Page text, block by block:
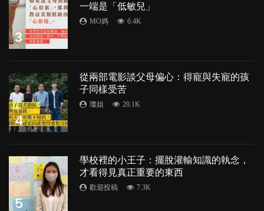
3
一端是「低敏兒」
MO媽 6.4K
4
從兩部電影談父母偏心：得寵與失寵的孩
子同樣受苦
瓊姐 20.1K
5
學校裡的小王子：擺脫灌輸知識的執念，
才看得見真正重要的東西
歡迎投稿 7.3K